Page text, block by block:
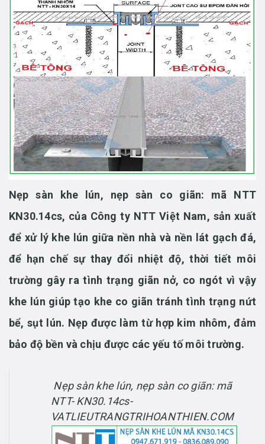
Nẹp sàn khe lún, nẹp sàn co giãn: mã NTT
KN30.14cs, của Công ty NTT Việt Nam, sản xuất
để xử lý khe lún giữa nền nhà và nền lát gạch đá,
để hạn chế sự thay đổi nhiệt độ, thời tiết môi
trường gây ra tình trạng giãn nở, co ngót vì vậy
khe lún giúp tạo khe co giãn tránh tình trạng nứt
bể, sụt lún. Nẹp được làm từ hợp kim nhôm, đảm
bảo độ bền và chịu được các yếu tố môi trường.
Nẹp sàn khe lún, nẹp sàn co giãn: mã
NTT- KN30.14cs-
VATLIEUTRANGTRIHOANTHIEN.COM